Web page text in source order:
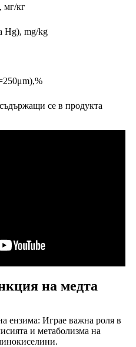
мг/кг
Hg), mg/kg
се в продукта
на медта
ензима: Играе важна роля в
и метаболизма на